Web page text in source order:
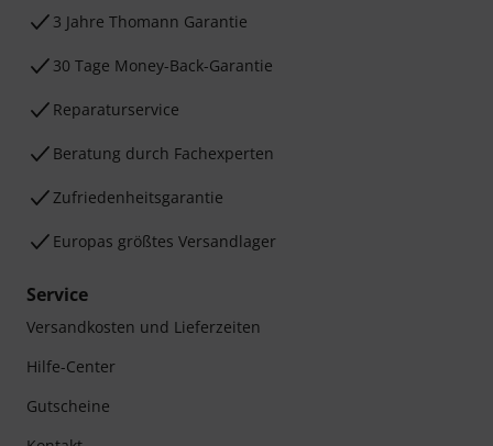
3 Jahre Thomann Garantie
30 Tage Money-Back-Garantie
Reparaturservice
Beratung durch Fachexperten
Zufriedenheitsgarantie
Europas größtes Versandlager
Service
Versandkosten und Lieferzeiten
Hilfe-Center
Gutscheine